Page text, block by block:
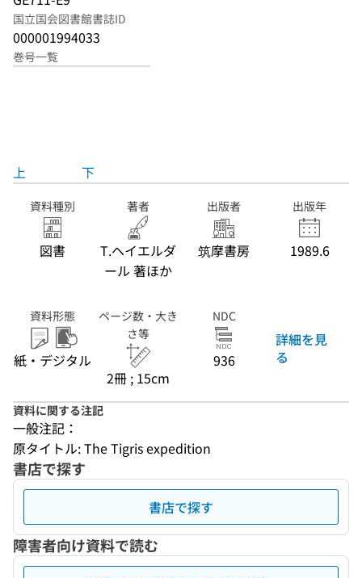
国立国会図書館書誌ID
000001994033
巻号一覧
上 下
資料種別
図書
著者
T.ヘイエルダ
ール 著ほか
出版者
筑摩書房
出版年
1989.6
資料形態
紙・デジタル
ページ数・大き
さ等
2冊 ; 15cm
NDC
936
詳細を見
る
資料に関する注記
一般注記：
原タイトル: The Tigris expedition
書店で探す
書店で探す
障害者向け資料で読む